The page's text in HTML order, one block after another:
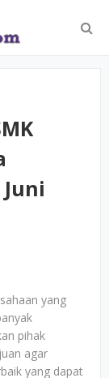
yang
pihak
agar
yang dapat